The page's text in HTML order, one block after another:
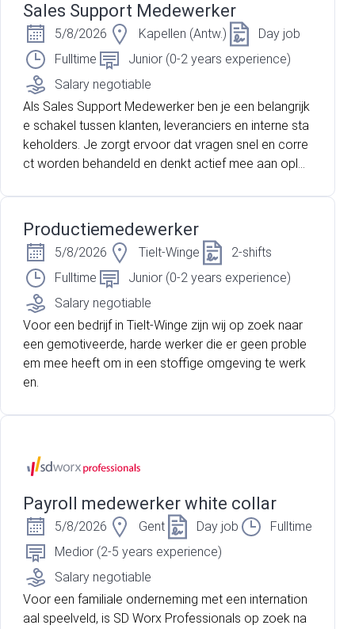
Sales Support Medewerker
5/8/2026 Kapellen (Antw.)
Day job
Fulltime
Junior (0-2 years experience)
Salary negotiable
Als Sales Support Medewerker ben je een belangrijk
e schakel tussen klanten, leveranciers en interne sta
keholders. Je zorgt ervoor dat vragen snel en corre
ct worden behandeld en denkt actief mee aan oplos
e uitdaging als Sales Support Medewerker? Sollicite
er vandaag nog, we ontmoeten je graag!
Productiemedewerker
5/8/2026 Tielt-Winge
2-shifts
Fulltime
Junior (0-2 years experience)
Salary negotiable
Voor een bedrijf in Tielt-Winge zijn wij op zoek naar
een gemotiveerde, harde werker die er geen proble
em mee heeft om in een stoffige omgeving te werk
en.
Payroll medewerker white collar
5/8/2026 Gent Day job
Fulltime
Medior (2-5 years experience)
Salary negotiable
Voor een familiale onderneming met een internation
aal speelveld, is SD Worx Professionals op zoek na